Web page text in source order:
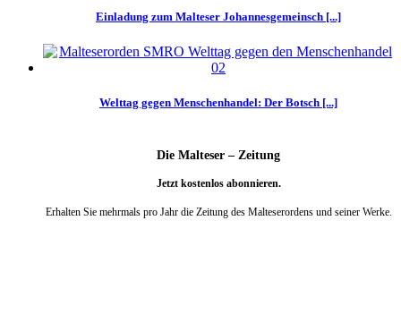
Einladung zum Malteser Johannesgemeinsch [...]
Welttag gegen Menschenhandel: Der Botsch [...]
Die Malteser – Zeitung
Jetzt kostenlos abonnieren.
Erhalten Sie mehrmals pro Jahr die Zeitung des Malteserordens und seiner Werke.